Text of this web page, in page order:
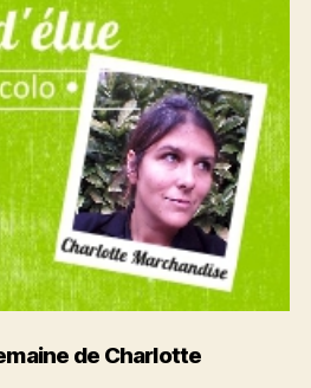
de Charlotte